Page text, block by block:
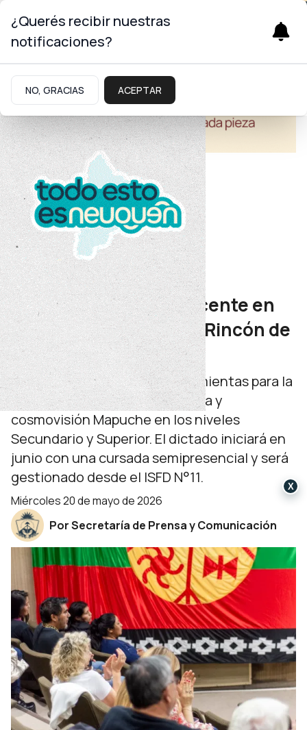
Educación
Cuerpo Colegiado CPE
Crean un postítulo docente en
Interculturalidad para Rincón de
los Sauces
La diplomatura brindará herramientas para la
enseñanza de la cultura, lengua y
cosmovisión Mapuche en los niveles
Secundario y Superior. El dictado iniciará en
junio con una cursada semipresencial y será
gestionado desde el ISFD N°11.
miércoles 20 de mayo de 2026
Por Secretaría de Prensa y Comunicación
¿Querés recibir nuestras
notificaciones?
NO, GRACIAS ACEPTAR
X